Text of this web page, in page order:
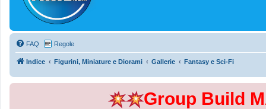
FAQ Regole
Indice Figurini, Miniature e Diorami Gallerie Fantasy e Sci-Fi
Group Build